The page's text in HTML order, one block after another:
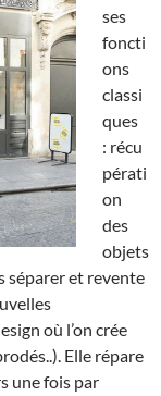
ses
foncti
ons
classi
ques
: récu
pérati
on
des
objets
séparer et revente
où l’on crée
Elle répare
une fois par